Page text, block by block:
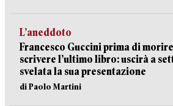
L’aneddoto
Francesco Guccini prima di
scrivere l’ultimo libro: uscirà a
svelata la sua presentazione
di Paolo Martini